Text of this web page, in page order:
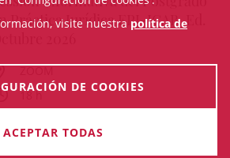
Práctica Jurídica EPJ-ICAB. Ed.
ZOOM
18 h
TODA LA AGENDA
visite nuestra política de
DE COOKIES
ACEPTAR TODAS